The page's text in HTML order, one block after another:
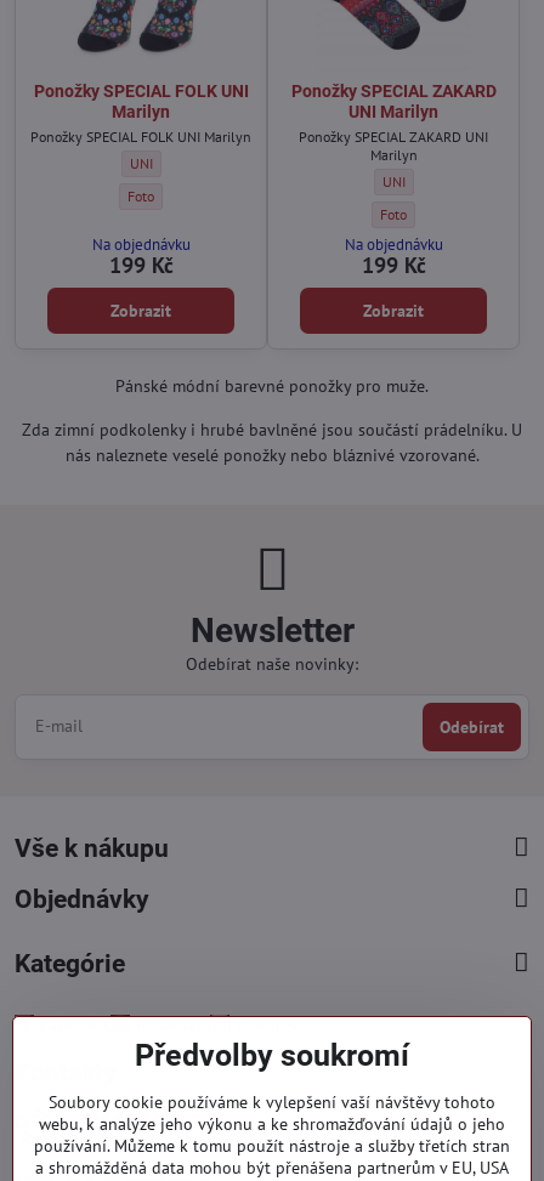
Ponožky SPECIAL FOLK UNI
Marilyn
Ponožky SPECIAL FOLK UNI Marilyn
Ponožky SPECIAL FOLK UNI Marilyn - Velikost:
UNI
Ponožky SPECIAL FOLK UNI Marilyn - Barva:
Foto
Na objednávku
199 Kč
Zobrazit
Ponožky SPECIAL ZAKARD
UNI Marilyn
Ponožky SPECIAL ZAKARD UNI
Marilyn
Ponožky SPECIAL
UNI
Ponožky SPECIAL
Foto
Na objednávku
199 Kč
Zobrazit
Pánské módní barevné ponožky pro muže.
Zda zimní podkolenky i hrubé bavlněné jsou součástí prádelníku. U
nás naleznete veselé ponožky nebo bláznivé vzorované.
Newsletter
Odebírat naše novinky:
Odebírat
Vše k nákupu
Objednávky
Kategórie
Facebook Instagram Pinterest
+421 919 060 751
Pondělí - Pátek : 09:00 - 15:00 hod.
Předvolby soukromí
Soubory cookie používáme k vylepšení vaší návštěvy tohoto
webu, k analýze jeho výkonu a ke shromažďování údajů o jeho
používání. Můžeme k tomu použít nástroje a služby třetích stran
a shromážděná data mohou být přenášena partnerům v EU, USA